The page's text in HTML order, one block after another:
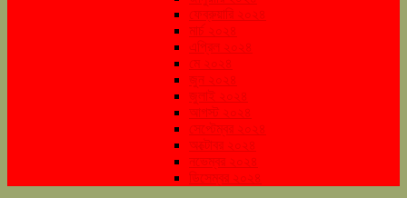
ফেব্রুয়ারি ২০২৪
মার্চ ২০২৪
এপ্রিল ২০২৪
মে ২০২৪
জুন ২০২৪
জুলাই ২০২৪
আগস্ট ২০২৪
সেপ্টেম্বর ২০২৪
অক্টোবর ২০২৪
নভেম্বর ২০২৪
ডিসেম্বর ২০২৪